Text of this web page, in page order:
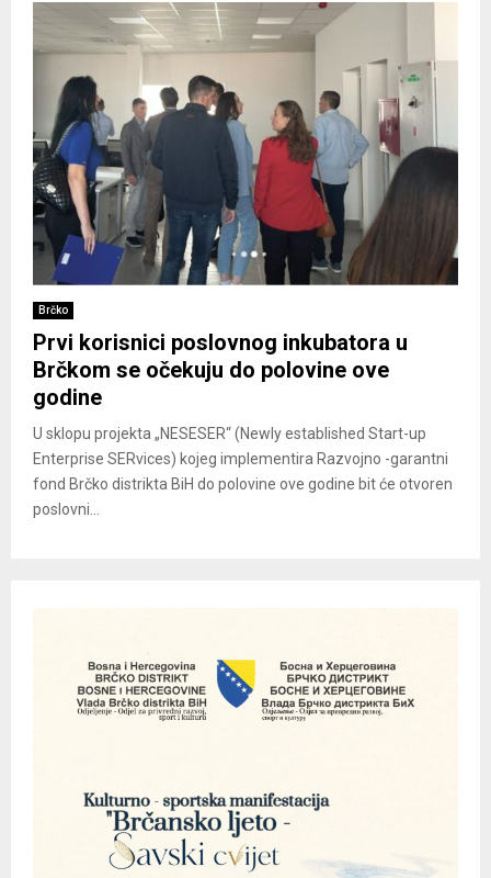
Brčko
Prvi korisnici poslovnog inkubatora u
Brčkom se očekuju do polovine ove
godine
U sklopu projekta „NESESER“ (Newly established Start-up
Enterprise SERvices) kojeg implementira Razvojnо -garantni
fond Brčko distrikta BiH do polovine ove godine bit će otvoren
poslovni...